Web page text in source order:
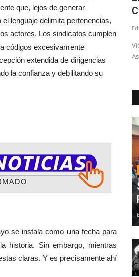
que, lejos de generar
lenguaje delimita pertenencias,
actores. Los sindicatos cumplen
códigos excesivamente
extendida de dirigencias
la confianza y debilitando su
como una fecha para
historia. Sin embargo, mientras
claras. Y es precisamente ahí
crimen...
en abril del año pasado en la vía